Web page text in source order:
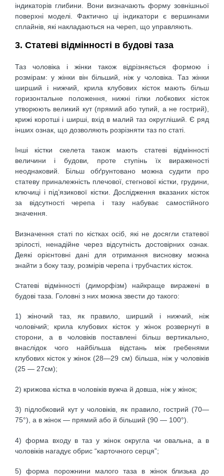
індикаторів глибини. Вони визначають форму зовнішньої
поверхні моделі. Фактично ці індикатори є вершинами
сплайнів, які накладаються на череп, що управляють.
3. Статеві відмінності в будові таза
Таз чоловіка і жінки також відрізняється формою і
розмірам: у жінки він більший, ніж у чоловіка. Таз жінки
ширший і нижчий, крила клубових кісток мають більш
горизонтальне положення, нижні гілки лобкових кісток
утворюють великий кут (прямий або тупий, а не гострий),
крижі коротші і ширші, вхід в малий таз округліший. Є ряд
інших ознак, що дозволяють розрізняти таз по статі.
Інші кістки скелета також мають статеві відмінності
величини і будови, проте ступінь їх вираженості
неоднаковий. Більш обґрунтовано можна судити про
статеву приналежність плечової, стегнової кістки, грудини,
ключиці і під’язикової кістки. Дослідження вказаних кісток
за відсутності черепа і тазу набуває самостійного
значення.
Визначення статі по кістках осіб, які не досягли статевої
зрілості, ненадійне через відсутність достовірних ознак.
Деякі орієнтовні дані для отримання висновку можна
знайти з боку тазу, розмірів черепа і трубчастих кісток.
Статеві відмінності (диморфізм) найкраще виражені в
будові таза. Головні з них можна звести до такого:
1) жіночий таз, як правило, ширший і нижчий, ніж
чоловічий; крила клубових кісток у жінок розвернуті в
сторони, а в чоловіків поставлені більш вертикально,
внаслідок чого найбільша відстань між гребенями
клубових кісток у жінок (28—29 см) більша, ніж у чоловіків
(25 — 27см);
2) крижова кістка в чоловіків вужча й довша, ніж у жінок;
3) підлобковий кут у чоловіків, як правило, гострий (70—
75°), а в жінок — прямий або й більший (90 — 100°).
4) форма входу в таз у жінок округла чи овальна, а в
чоловіків нагадує обрис “карточного серця”;
5) форма порожнини малого таза в жінок близька до